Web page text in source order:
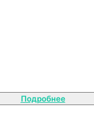
Подробнее